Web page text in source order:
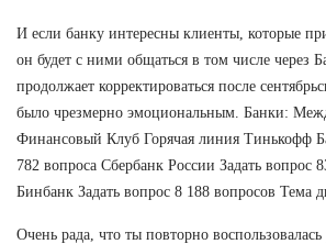
И если банку интересны клиенты, которые
он будет с ними общаться в том числе через
продолжает корректироваться после
было чрезмерно эмоциональным. Банки:
Финансовый Клуб Горячая линия Тинькофф
782 вопроса Сбербанк России Задать вопрос
Бинбанк Задать вопрос 8 188 вопросов Тема
Очень рада, что ты повторно